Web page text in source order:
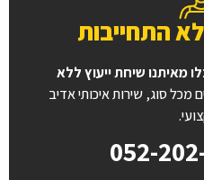
התחייבות
מאיתנו שיחת ייעוץ ללא
מכל סוג, שירות איכותי אדיב
052-